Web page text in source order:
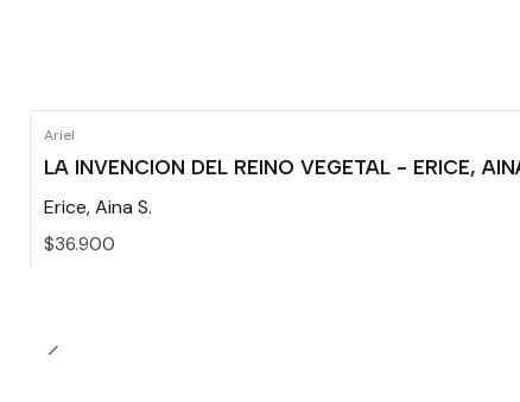
Ariel
LA INVENCION DEL REINO VEGETAL - ERICE,
Erice, Aina S.
$36.900